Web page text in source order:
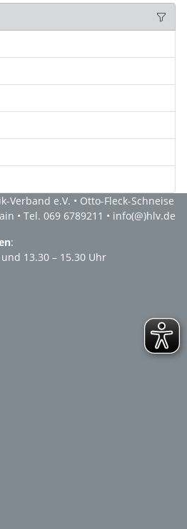
Verband e.V. • Otto-Fleck-Schneise
• Tel. 069 6789211 • info(@)hlv.de
:
13.30 – 15.30 Uhr